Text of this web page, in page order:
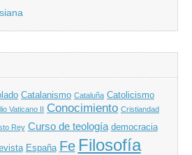
Catalanismo Cataluña Catolicismo
Vaticano II Conocimiento Cristiandad
Rey Curso de teología democracia
España Fe Filosofía